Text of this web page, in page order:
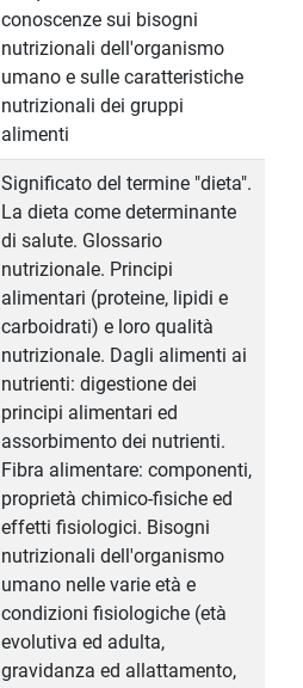
conoscenze sui bisogni
nutrizionali dell'organismo
umano e sulle caratteristiche
nutrizionali dei gruppi
alimenti
Significato del termine "dieta".
La dieta come determinante
di salute. Glossario
nutrizionale. Principi
alimentari (proteine, lipidi e
carboidrati) e loro qualità
nutrizionale. Dagli alimenti ai
nutrienti: digestione dei
principi alimentari ed
assorbimento dei nutrienti.
Fibra alimentare: componenti,
proprietà chimico-fisiche ed
effetti fisiologici. Bisogni
nutrizionali dell'organismo
umano nelle varie età e
condizioni fisiologiche (età
evolutiva ed adulta,
gravidanza ed allattamento,